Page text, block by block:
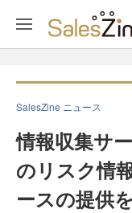
SalesZine ニュース
情報収集サ
のリスク情
ースの提供